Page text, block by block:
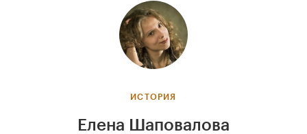
ИСТОРИЯ
Елена Шаповалова